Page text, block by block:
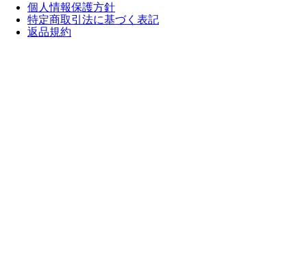
個人情報保護方針
特定商取引法に基づく表記
返品規約